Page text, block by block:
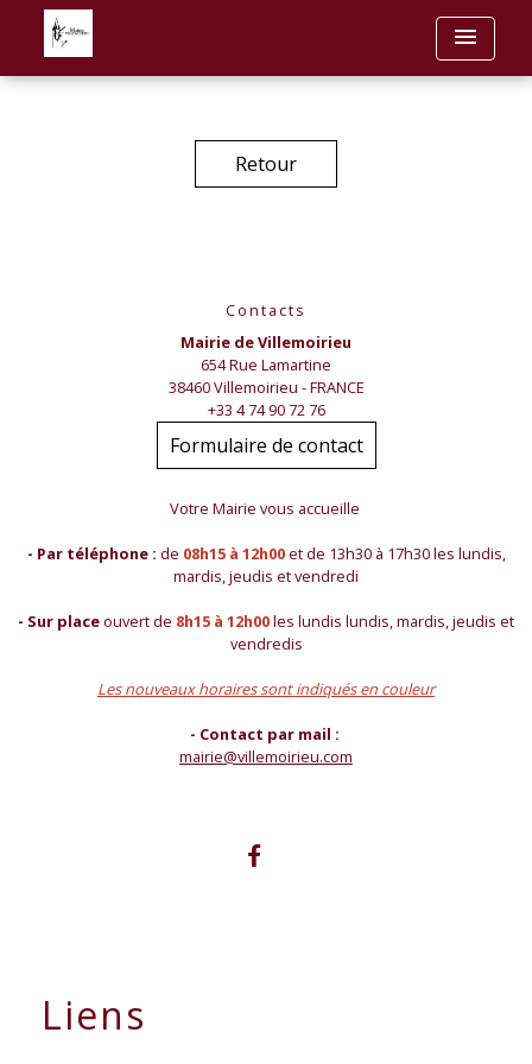
menu
Retour
Contacts
Mairie de Villemoirieu
654 Rue Lamartine
38460 Villemoirieu - FRANCE
+33 4 74 90 72 76
Formulaire de contact
Votre Mairie vous accueille
- Par téléphone : de 08h15 à 12h00et de 13h30 à 17h30 les lundis,
mardis, jeudis et vendredi
- Sur placeouvert de 8h15 à 12h00les lundis lundis, mardis, jeudis et
vendredis
Les nouveaux horaires sont indiqués en couleur
- Contact par mail :
mairie@villemoirieu.com
Liens